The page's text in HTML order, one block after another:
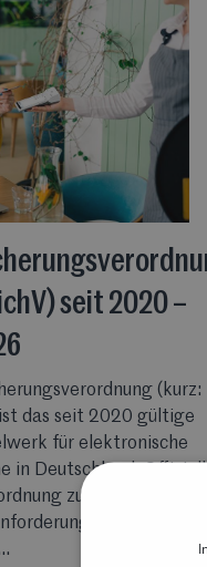
seit 2020 –
(kurz:
ist das seit 2020 gültige
für elektronische
in Deutschland. Offiziell
zur Bestimmung
an